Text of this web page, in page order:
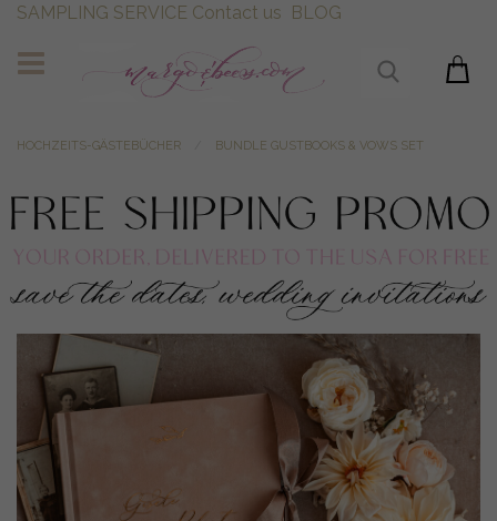
SAMPLING SERVICE Contact us BLOG
HOCHZEITS-GÄSTEBÜCHER BUNDLE GUSTBOOKS & VOWS SET